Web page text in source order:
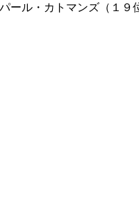
ール・カトマンズ（１